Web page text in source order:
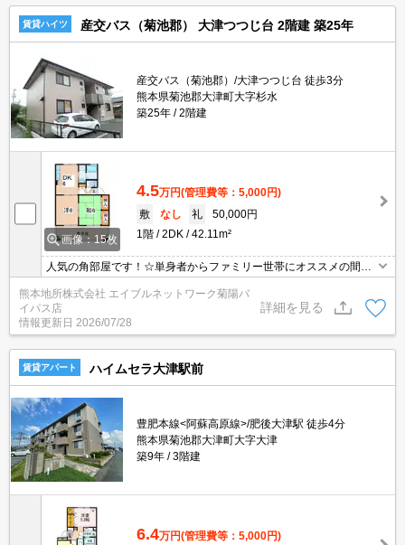
賃貸ハイツ 産交バス（菊池郡） 大津つつじ台 2階建 築25年
産交バス（菊池郡）/大津つつじ台 徒歩3分
熊本県菊池郡大津町大字杉水
築25年
2階建
画像：15枚
4.5万円(管理費等：5,000円)
敷
なし 礼
50,000円
1階
2DK 42.11m²
人気の角部屋です！☆単身者からファミリー世帯にオススメの間
取！☆エアコンは1基設置されています！☆インターネット使用料
も無料！☆ローソンまで約300ｍ！☆
熊本地所株式会社 エイブルネットワーク菊陽バ
イパス店
情報更新日 2026/07/28
詳細を見る
賃貸アパート ハイムセラ大津駅前
豊肥本線<阿蘇高原線>/肥後大津駅 徒歩4分
熊本県菊池郡大津町大字大津
築9年
3階建
6.4万円(管理費等：5,000円)